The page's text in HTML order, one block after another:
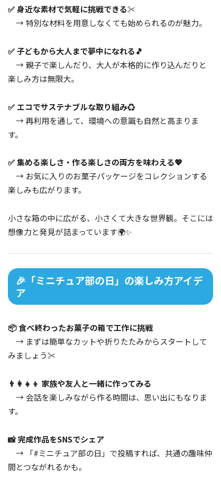
✅ 身近な素材で気軽に挑戦できる✂️
→ 特別な材料を用意しなくても始められるのが魅力。
✅ 子どもから大人まで夢中になれる🎵
→ 親子で楽しんだり、大人が本格的に作り込んだりと
楽しみ方は無限大。
✅ エコでサステナブルな取り組み♻️
→ 再利用を通して、環境への意識も自然と高まりま
す。
✅ 集める楽しさ・作る楽しさの両方を味わえる💖
→ お気に入りのお菓子パッケージをコレクションする
楽しみも広がります。
小さな箱の中に広がる、小さくて大きな世界観。そこには
想像力と発見が詰まっています🌍✨
🎉「ミニチュア部の日」の楽しみ方アイデ
ア
📦 食べ終わったお菓子の箱で工作に挑戦
→ まずは簡単なカットや折りたたみからスタートして
みましょう✂️
👨‍👩‍👧‍👦 家族や友人と一緒に作ってみる
→ 会話を楽しみながら作る時間は、思い出にもなりま
す。
📸 完成作品をSNSでシェア
→ 「#ミニチュア部の日」で投稿すれば、共通の趣味仲
間とつながれるかも。